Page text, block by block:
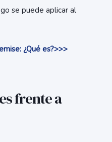
se puede aplicar al
¿Qué es?>>>
frente a